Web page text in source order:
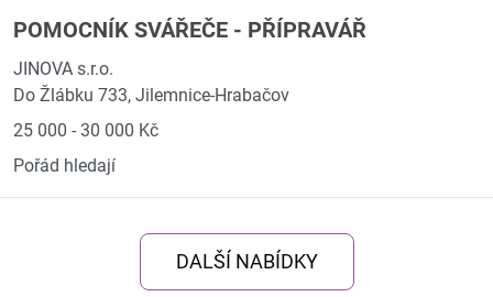
POMOCNÍK SVÁŘEČE - PŘÍPRAVÁŘ
JINOVA s.r.o.
Do Žlábku 733, Jilemnice-Hrabačov
25 000 - 30 000 Kč
Pořád hledají
DALŠÍ NABÍDKY